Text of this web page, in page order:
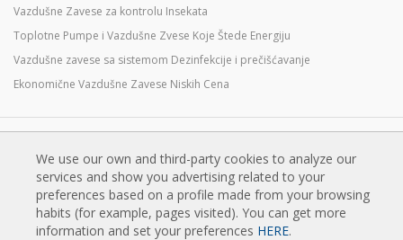
Vazdušne Zavese za kontrolu Insekata
Toplotne Pumpe i Vazdušne Zvese Koje Štede Energiju
Vazdušne zavese sa sistemom Dezinfekcije i prečišćavanje
Ekonomične Vazdušne Zavese Niskih Cena
Šta je vazdušna zavesa?
Kako vazdušne zavese rade?
Prednosti i koristi vazušnih zavesa
We use our own and third-party cookies to analyze our
services and show you advertising related to your
preferences based on a profile made from your browsing
habits (for example, pages visited). You can get more
information and set your preferences HERE.